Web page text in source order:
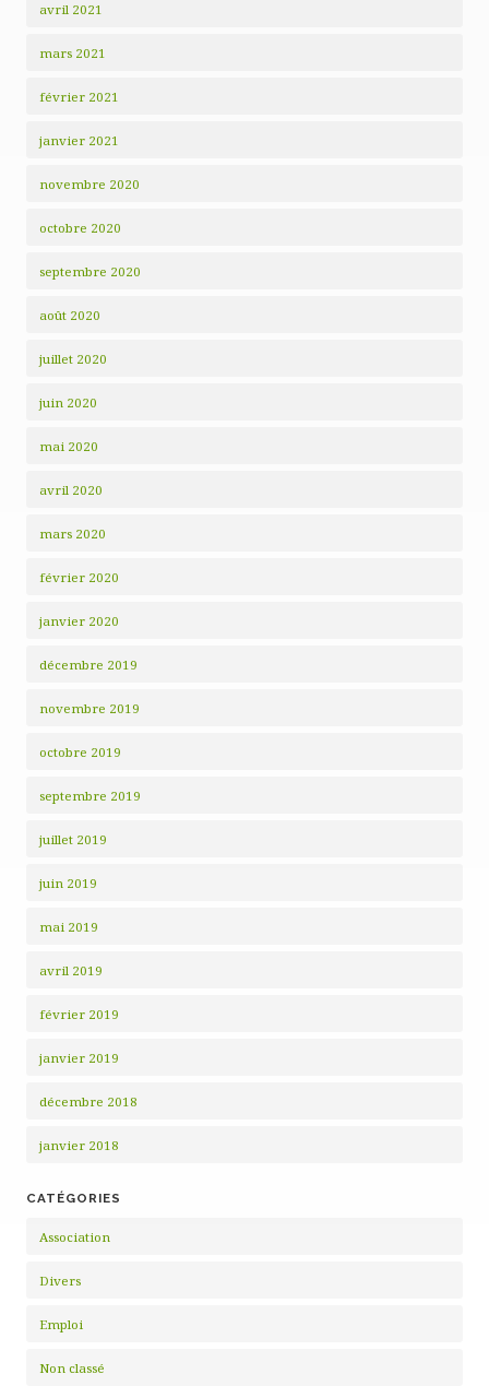
avril 2021
mars 2021
février 2021
janvier 2021
novembre 2020
octobre 2020
septembre 2020
août 2020
juillet 2020
juin 2020
mai 2020
avril 2020
mars 2020
février 2020
janvier 2020
décembre 2019
novembre 2019
octobre 2019
septembre 2019
juillet 2019
juin 2019
mai 2019
avril 2019
février 2019
janvier 2019
décembre 2018
janvier 2018
CATÉGORIES
Association
Divers
Emploi
Non classé